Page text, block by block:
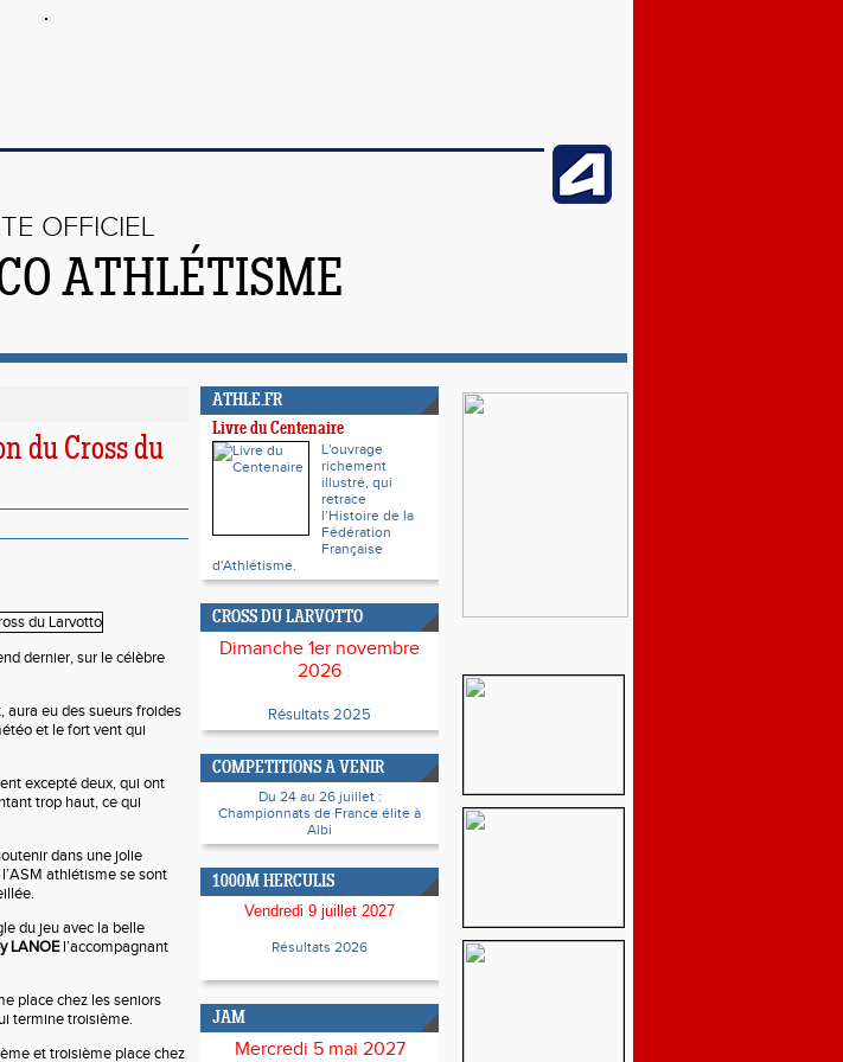
OFFICIEL
ATHLÉTISME
du Cross du
dernier, sur le célèbre
aura eu des sueurs froides
et le fort vent qui
excepté deux, qui ont
trop haut, ce qui
dans une jolie
athlétisme se sont
du jeu avec la belle
LANOEl’accompagnant
place chez les seniors
termine troisième.
et troisième place chez
ATHLE.FR
Livre du Centenaire
L'ouvrage
richement
illustré, qui
retrace
l’Histoire de la
Fédération
Française
d'Athlétisme.
CROSS DU LARVOTTO
Dimanche 1er novembre
2026
Résultats 2025
COMPETITIONS A VENIR
Du 24 au 26 juillet :
Championnats de France élite à
Albi
1000M HERCULIS
Vendredi 9 juillet 2027
Résultats 2026
JAM
Mercredi 5 mai 2027